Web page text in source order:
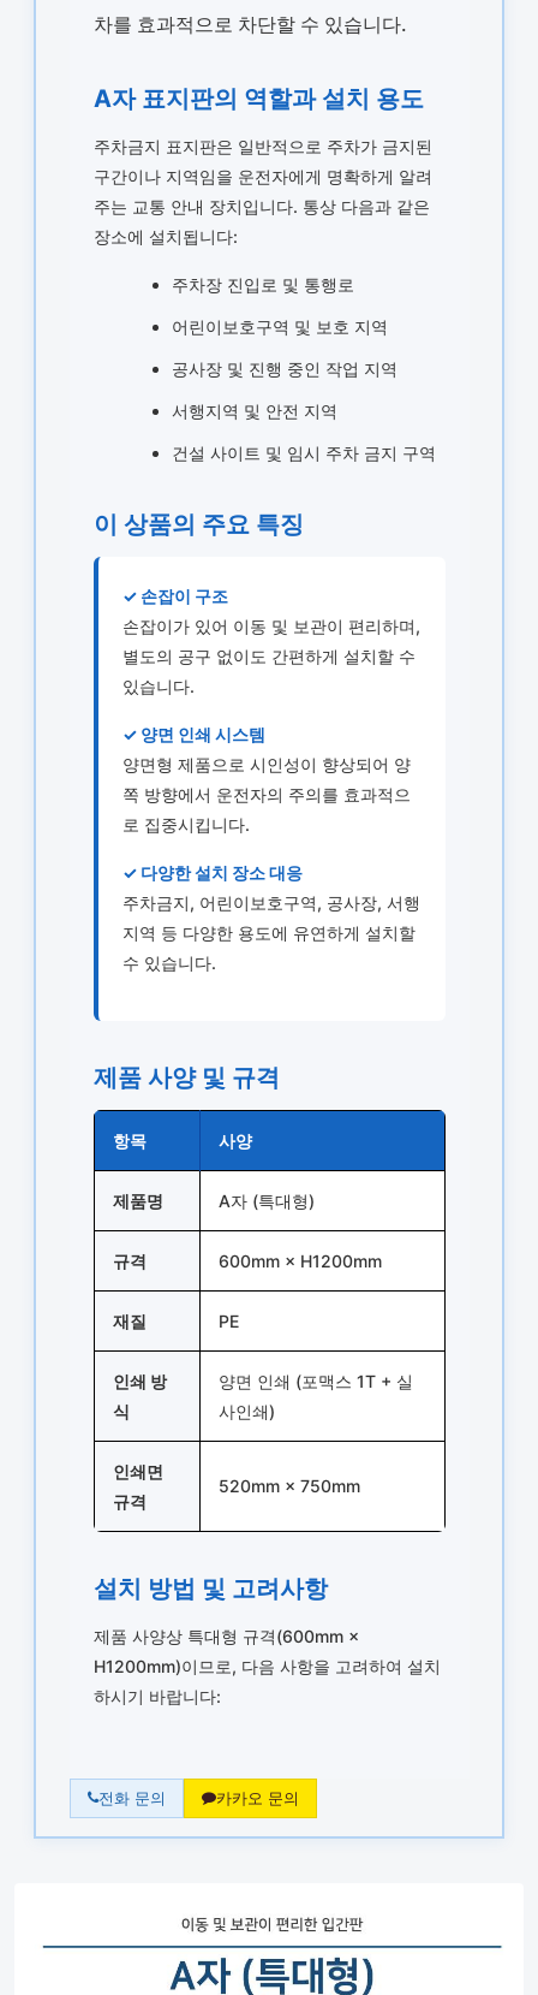
차를 효과적으로 차단할 수 있습니다.
A자 표지판의 역할과 설치 용도
주차금지 표지판은 일반적으로 주차가 금지된
구간이나 지역임을 운전자에게 명확하게 알려
주는 교통 안내 장치입니다. 통상 다음과 같은
장소에 설치됩니다:
주차장 진입로 및 통행로
어린이보호구역 및 보호 지역
공사장 및 진행 중인 작업 지역
서행지역 및 안전 지역
건설 사이트 및 임시 주차 금지 구역
이 상품의 주요 특징
✓ 손잡이 구조
손잡이가 있어 이동 및 보관이 편리하며,
별도의 공구 없이도 간편하게 설치할 수
있습니다.
✓ 양면 인쇄 시스템
양면형 제품으로 시인성이 향상되어 양
쪽 방향에서 운전자의 주의를 효과적으
로 집중시킵니다.
✓ 다양한 설치 장소 대응
주차금지, 어린이보호구역, 공사장, 서행
지역 등 다양한 용도에 유연하게 설치할
수 있습니다.
제품 사양 및 규격
항목 사양
제품명 A자 (특대형)
규격 600mm × H1200mm
재질 PE
인쇄 방
식
양면 인쇄 (포맥스 1T + 실
사인쇄)
인쇄면
규격
520mm × 750mm
설치 방법 및 고려사항
제품 사양상 특대형 규격(600mm ×
H1200mm)이므로, 다음 사항을 고려하여 설치
하시기 바랍니다:
전화 문의 카카오 문의